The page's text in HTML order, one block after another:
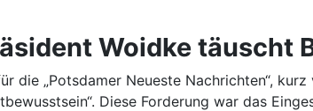
Woidke täuscht
die „Potsdamer Neueste Nachrichten“,
Diese Forderung war das